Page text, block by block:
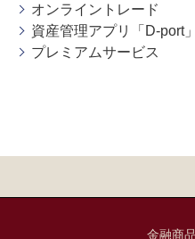
オンライントレード
資産管理アプリ「D-port」
プレミアムサービス
金融商